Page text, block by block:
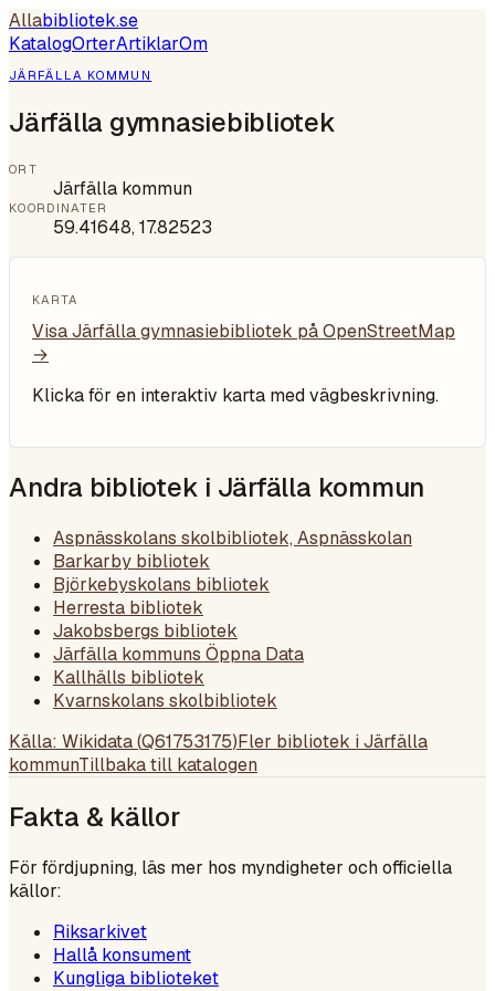
Allabibliotek.se
KatalogOrterArtiklarOm
JÄRFÄLLA KOMMUN
Järfälla gymnasiebibliotek
ORT
Järfälla kommun
KOORDINATER
59.41648,17.82523
KARTA
VisaJärfälla gymnasiebibliotek på OpenStreetMap
→
Klicka för en interaktiv karta med vägbeskrivning.
Andra bibliotek i Järfälla kommun
Aspnässkolans skolbibliotek, Aspnässkolan
Barkarby bibliotek
Björkebyskolans bibliotek
Herresta bibliotek
Jakobsbergs bibliotek
Järfälla kommuns Öppna Data
Kallhälls bibliotek
Kvarnskolans skolbibliotek
Källa: Wikidata (Q61753175)Fler bibliotek i Järfälla
kommunTillbaka till katalogen
Fakta & källor
För fördjupning, läs mer hos myndigheter och officiella
källor:
Riksarkivet
Hallå konsument
Kungliga biblioteket